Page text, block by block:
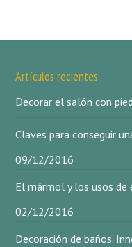
Artículos recientes
Decorar el salón con
Claves para conseguir
09/12/2016
El mármol y los usos
02/12/2016
Decoración de baños.